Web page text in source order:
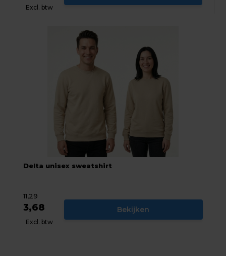
Excl. btw
Delta unisex sweatshirt
11,29
3,68
Excl. btw
Bekijken